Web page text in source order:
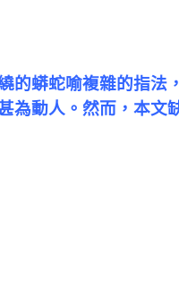
的蟒蛇喻複雜的指法
動人。然而，本文